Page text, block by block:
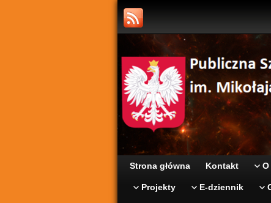
Strona główna Kontakt
Projekty E-dziennik